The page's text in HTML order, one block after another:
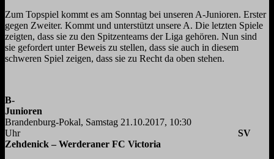
Zum Topspiel kommt es am Sonntag bei unseren A-Junioren. Erster
gegen Zweiter. Kommt und unterstützt unsere A. Die letzten Spiele
zeigten, dass sie zu den Spitzenteams der Liga gehören. Nun sind
sie gefordert unter Beweis zu stellen, dass sie auch in diesem
schweren Spiel zeigen, dass sie zu Recht da oben stehen.
B-
Junioren
Brandenburg-Pokal, Samstag 21.10.2017, 10:30
Uhr SV
Zehdenick – Werderaner FC Victoria